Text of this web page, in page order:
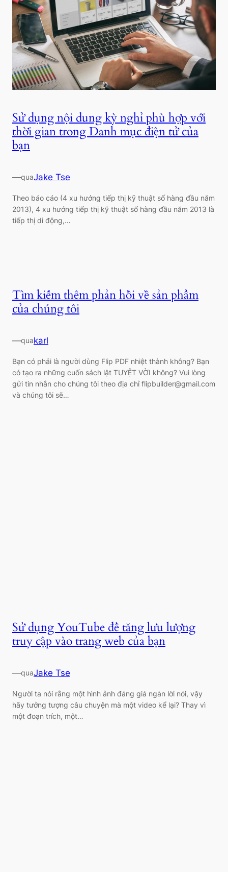
Sử dụng nội dung kỳ nghỉ phù hợp với
thời gian trong Danh mục điện tử của
bạn
—quaJake Tse
Theo báo cáo (4 xu hướng tiếp thị kỹ thuật số hàng đầu năm
2013), 4 xu hướng tiếp thị kỹ thuật số hàng đầu năm 2013 là
tiếp thị di động,…
Tìm kiếm thêm phản hồi về sản phẩm
của chúng tôi
—quakarl
Bạn có phải là người dùng Flip PDF nhiệt thành không? Bạn
có tạo ra những cuốn sách lật TUYỆT VỜI không? Vui lòng
gửi tin nhắn cho chúng tôi theo địa chỉ flipbuilder@gmail.com
và chúng tôi sẽ…
Sử dụng YouTube để tăng lưu lượng
truy cập vào trang web của bạn
—quaJake Tse
Người ta nói rằng một hình ảnh đáng giá ngàn lời nói, vậy
hãy tưởng tượng câu chuyện mà một video kể lại? Thay vì
một đoạn trích, một…